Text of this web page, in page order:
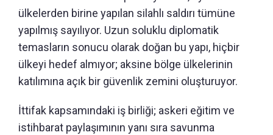
ülkelerden birine yapılan silahlı saldırı tümüne
yapılmış sayılıyor. Uzun soluklu diplomatik
temasların sonucu olarak doğan bu yapı, hiçbir
ülkeyi hedef almıyor; aksine bölge ülkelerinin
katılımına açık bir güvenlik zemini oluşturuyor.
İttifak kapsamındaki iş birliği; askeri eğitim ve
istihbarat paylaşımının yanı sıra savunma